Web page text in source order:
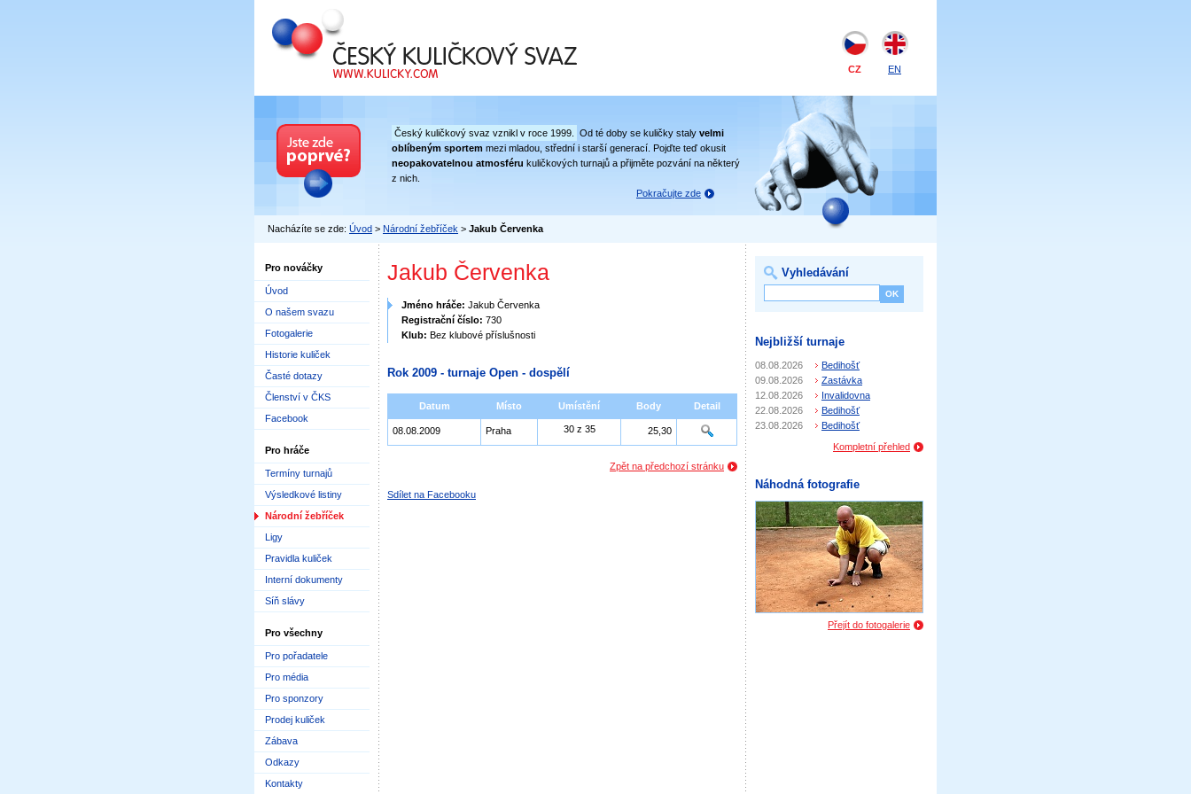
Český kuličkový svaz
CZ EN
Český kuličkový svaz vznikl v roce 1999. Od té doby se kuličky staly velmi
oblíbeným sportem mezi mladou, střední i starší generací. Pojďte teď okusit
neopakovatelnou atmosféru kuličkových turnajů a přijměte pozvání na některý
z nich.
Pokračujte zde
Nacházíte se zde: Úvod > Národní žebříček > Jakub Červenka
Pro nováčky
Úvod
O našem svazu
Fotogalerie
Historie kuliček
Časté dotazy
Členství v ČKS
Facebook
Pro hráče
Termíny turnajů
Výsledkové listiny
Národní žebříček
Ligy
Pravidla kuliček
Interní dokumenty
Síň slávy
Pro všechny
Pro pořadatele
Pro média
Pro sponzory
Prodej kuliček
Zábava
Odkazy
Kontakty
Jakub Červenka
Jméno hráče: Jakub Červenka
Registrační číslo: 730
Klub: Bez klubové příslušnosti
Rok 2009 - turnaje Open - dospělí
Datum Místo Umístění Body Detail
08.08.2009 Praha 30 z 35 25,30
Zpět na předchozí stránku
Sdílet na Facebooku
Vyhledávání
Nejbližší turnaje
08.08.2026
Bedihošť
09.08.2026
Zastávka
12.08.2026
Invalidovna
22.08.2026
Bedihošť
23.08.2026
Bedihošť
Kompletní přehled
Náhodná fotografie
Přejít do fotogalerie